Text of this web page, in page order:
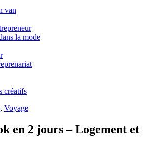
van
la mode
créatifs
, Voyage
en 2 jours – Logement et